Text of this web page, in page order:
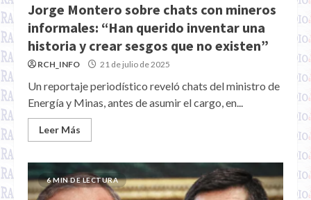
Jorge Montero sobre chats con mineros
informales: “Han querido inventar una
historia y crear sesgos que no existen”
RCH_INFO 21 de julio de 2025
Un reportaje periodístico reveló chats del ministro de
Energía y Minas, antes de asumir el cargo, en...
Leer Más
6 MIN DE LECTURA